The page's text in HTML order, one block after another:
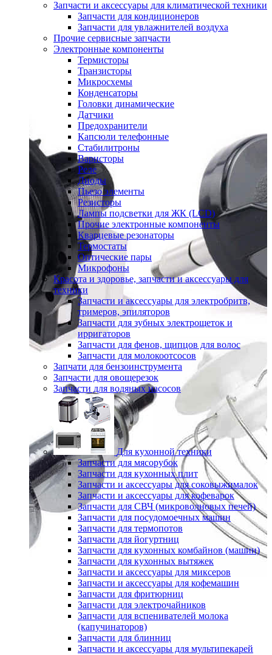
Запчасти и аксессуары для климатической техники
Запчасти для кондиционеров
Запчасти для увлажнителей воздуха
Прочие сервисные запчасти
Электронные компоненты
Термисторы
Транзисторы
Микросхемы
Конденсаторы
Головки динамические
Датчики
Предохранители
Капсюли телефонные
Стабилитроны
Варисторы
Реле
Диоды
Пьезо элементы
Резисторы
Лампы подсветки для ЖК (LCD)
Прочие электронные компоненты
Кварцевые резонаторы
Термостаты
Оптические пары
Микрофоны
Красота и здоровье, запчасти и аксессуары для
техники
Запчасти и аксессуары для электробритв,
тримеров, эпиляторов
Запчасти для зубных электрощеток и
ирригаторов
Запчасти для фенов, щипцов для волос
Запчасти для молокоотсосов
Запчати для бензоинструмента
Запчасти для овощерезок
Запчасти для водяных насосов
Для кухонной техники
Запчасти для мясорубок
Запчасти для кухонных плит
Запчасти и аксессуары для соковыжималок
Запчасти и аксессуары для кофеварок
Запчасти для СВЧ (микроволновых печей)
Запчасти для посудомоечных машин
Запчасти для термопотов
Запчасти для йогуртниц
Запчасти для кухонных комбайнов (машин)
Запчасти для кухонных вытяжек
Запчасти и аксессуары для миксеров
Запчасти и аксессуары для кофемашин
Запчасти для фритюрниц
Запчасти для электрочайников
Запчасти для вспенивателей молока
(капучинаторов)
Запчасти для блинниц
Запчасти и аксессуары для мультипекарей